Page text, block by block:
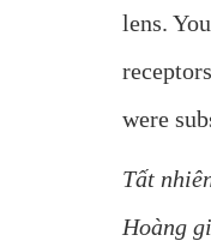
lens.
were
Tất
Hoàng